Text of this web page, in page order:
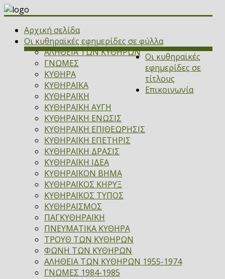
Αρχική σελίδα
Οι κυθηραϊκές εφημερίδες σε φύλλα
ΑΛΗΘΕΙΑ ΤΩΝ ΚΥΘΗΡΩΝ
ΓΝΩΜΕΣ
ΚΥΘΗΡΑ
ΚΥΘΗΡΑΪΚΑ
ΚΥΘΗΡΑΪΚΗ
ΚΥΘΗΡΑΪΚΗ ΑΥΓΗ
ΚΥΘΗΡΑΪΚΗ ΕΝΩΣΙΣ
ΚΥΘΗΡΑΪΚΗ ΕΠΙΘΕΩΡΗΣΙΣ
ΚΥΘΗΡΑΪΚΗ ΕΠΕΤΗΡΙΣ
ΚΥΘΗΡΑΪΚΗ ΔΡΑΣΙΣ
ΚΥΘΗΡΑΪΚΗ ΙΔΕΑ
ΚΥΘΗΡΑΪΚΟΝ ΒΗΜΑ
ΚΥΘΗΡΑΪΚΟΣ ΚΗΡΥΞ
ΚΥΘΗΡΑΪΚΟΣ ΤΥΠΟΣ
ΚΥΘΗΡΑΪΣΜΟΣ
ΠΑΓΚΥΘΗΡΑΪΚΗ
ΠΝΕΥΜΑΤΙΚΑ ΚΥΘΗΡΑ
ΤΡΟΥΘ ΤΩΝ ΚΥΘΗΡΩΝ
ΦΩΝΗ ΤΩΝ ΚΥΘΗΡΩΝ
Οι κυθηραϊκές
εφημερίδες σε
τίτλους
ΑΛΗΘΕΙΑ ΤΩΝ ΚΥΘΗΡΩΝ 1955-1974
ΓΝΩΜΕΣ 1984-1985
Επικοινωνία